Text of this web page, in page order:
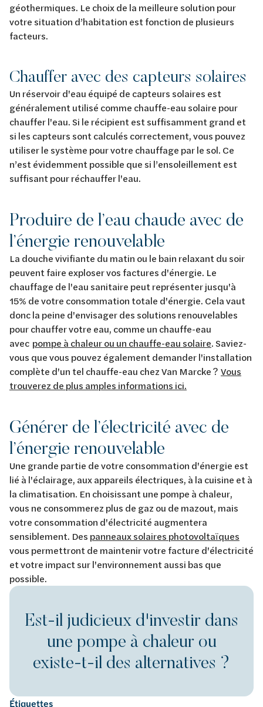
géothermiques. Le choix de la meilleure solution pour
votre situation d’habitation est fonction de plusieurs
facteurs.
Chauffer avec des capteurs solaires
Un réservoir d'eau équipé de capteurs solaires est
généralement utilisé comme chauffe-eau solaire pour
chauffer l'eau. Si le récipient est suffisamment grand et
si les capteurs sont calculés correctement, vous pouvez
utiliser le système pour votre chauffage par le sol. Ce
n’est évidemment possible que si l’ensoleillement est
suffisant pour réchauffer l'eau.
Produire de l’eau chaude avec de
l’énergie renouvelable
La douche vivifiante du matin ou le bain relaxant du soir
peuvent faire exploser vos factures d'énergie. Le
chauffage de l'eau sanitaire peut représenter jusqu'à
15% de votre consommation totale d'énergie. Cela vaut
donc la peine d'envisager des solutions renouvelables
pour chauffer votre eau, comme un chauffe-eau
avec pompe à chaleur ou un chauffe-eau solaire. Saviez-
vous que vous pouvez également demander l'installation
complète d'un tel chauffe-eau chez Van Marcke ? Vous
trouverez de plus amples informations ici.
Générer de l’électricité avec de
l’énergie renouvelable
Une grande partie de votre consommation d'énergie est
lié à l'éclairage, aux appareils électriques, à la cuisine et à
la climatisation. En choisissant une pompe à chaleur,
vous ne consommerez plus de gaz ou de mazout, mais
votre consommation d'électricité augmentera
sensiblement. Des panneaux solaires photovoltaïques
vous permettront de maintenir votre facture d'électricité
et votre impact sur l'environnement aussi bas que
possible.
Est-il judicieux d'investir dans
une pompe à chaleur ou
existe-t-il des alternatives ?
Étiquettes